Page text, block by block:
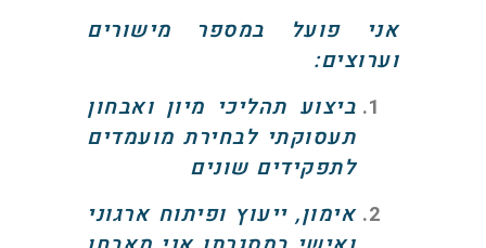
אני פועל במספר מישורים
וערוצים:
ביצוע תהליכי מיון ואבחון
תעסוקתי לבחירת מועמדים
לתפקידים שונים
אימון, ייעוץ ופיתוח ארגוני